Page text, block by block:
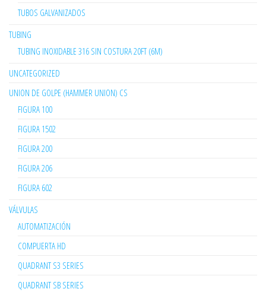
TUBOS GALVANIZADOS
TUBING
TUBING INOXIDABLE 316 SIN COSTURA 20FT (6M)
UNCATEGORIZED
UNION DE GOLPE (HAMMER UNION) CS
FIGURA 100
FIGURA 1502
FIGURA 200
FIGURA 206
FIGURA 602
VÁLVULAS
AUTOMATIZACIÓN
COMPUERTA HD
QUADRANT S3 SERIES
QUADRANT SB SERIES